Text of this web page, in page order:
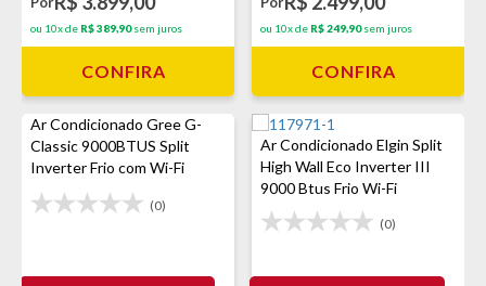
ou 10x de R$ 389,90sem juros
CONFIRA
ou 10x de R$ 249,90sem juros
CONFIRA
Ar Condicionado Gree G-
Classic 9000BTUS Split
Inverter Frio com Wi-Fi
(0)
Ar Condicionado Elgin Split
High Wall Eco Inverter III
9000 Btus Frio Wi-Fi
(0)